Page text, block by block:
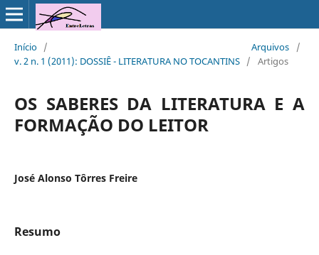
Início / Arquivos
/
v. 2 n. 1 (2011): DOSSIÊ - LITERATURA NO TOCANTINS / Artigos
OS SABERES DA LITERATURA E A
FORMAÇÃO DO LEITOR
José Alonso Tôrres Freire
Resumo